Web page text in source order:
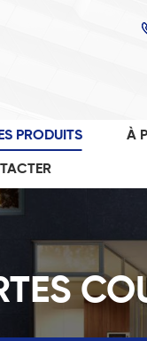
PRODUITS À